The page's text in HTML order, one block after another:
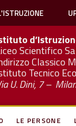
Scientifico
Classico
Tecnico
U. Dini, 7 –
LE PERSONE